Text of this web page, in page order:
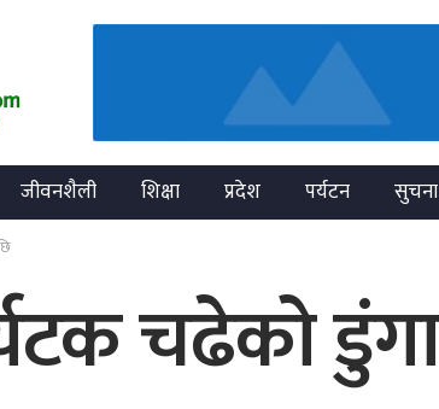
जीवनशैली शिक्षा प्रदेश पर्यटन सुचना
चढेको